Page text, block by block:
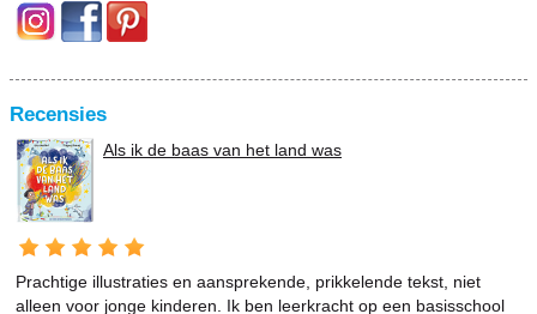
Recensies
Als ik de baas van het land was
Prachtige illustraties en aansprekende, prikkelende tekst, niet
alleen voor jonge kinderen. Ik ben leerkracht op een basisschool